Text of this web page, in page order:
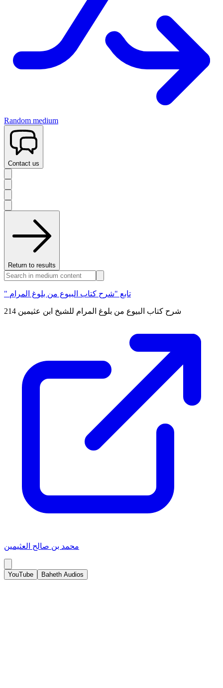
Random medium
Contact us
Return to results
" تابع "شرح كتاب البيوع من بلوغ المرام
شرح كتاب البيوع من بلوغ المرام للشيخ ابن عثيمين 214
محمد بن صالح العثيمين
YouTube Baheth Audios